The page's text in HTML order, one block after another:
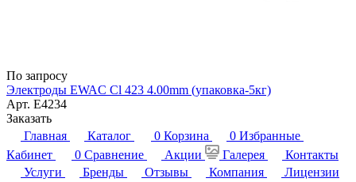
По запросу
Электроды EWAC Cl 423 4.00mm (упаковка-5кг)
Арт. E4234
Заказать
Главная
Каталог 0 Корзина 0 Избранные
Кабинет
0 Сравнение Акции Галерея
Контакты
Услуги
Бренды Отзывы Компания
Лицензии